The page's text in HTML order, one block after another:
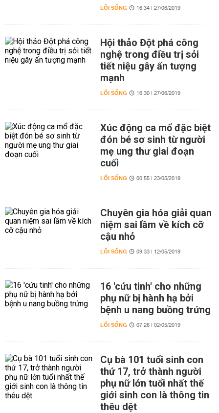
LỐI SỐNG 16:34 | 27/06/2019
Hội thảo Đột phá công
nghệ trong điều trị sỏi
tiết niệu gây ấn tượng
mạnh
LỐI SỐNG 16:30 | 27/06/2019
Xúc động ca mổ đặc biệt
đón bé sơ sinh từ người
mẹ ung thư giai đoạn
cuối
LỐI SỐNG 00:55 | 23/05/2019
Chuyên gia hóa giải quan
niệm sai lầm về kích cỡ
cậu nhỏ
LỐI SỐNG 09:33 | 12/05/2019
16 'cứu tinh' cho những
phụ nữ bị hành hạ bởi
bệnh u nang buồng trứng
LỐI SỐNG 07:26 | 02/05/2019
Cụ bà 101 tuổi sinh con
thứ 17, trở thành người
phụ nữ lớn tuổi nhất thế
giới sinh con là thông tin
thêu dệt